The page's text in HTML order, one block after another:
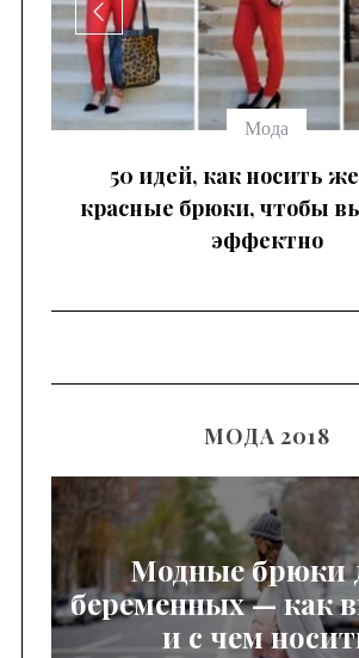
Мода
50 идей, как носить
красные брюки, чтобы
эффектно
МОДА 2018
Модные брюки
беременных — как
и с чем